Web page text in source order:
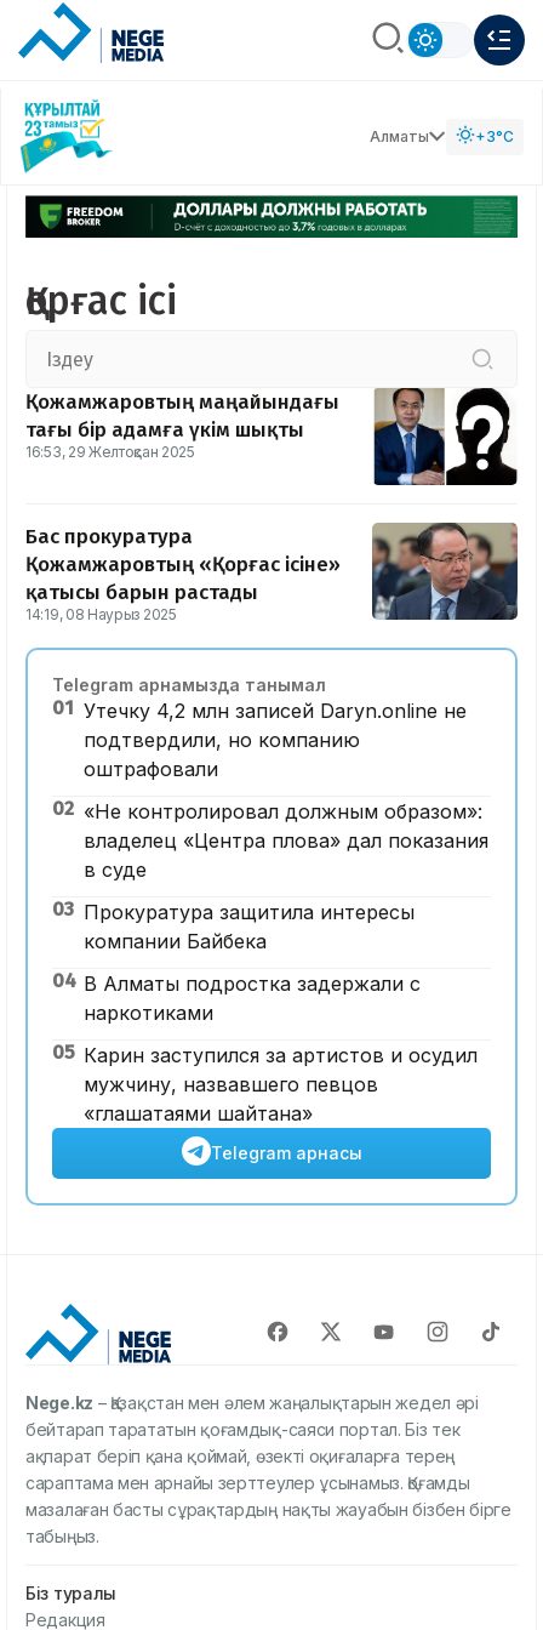
Алматы +3°C
Қорғас ісі
Қожамжаровтың маңайындағы
тағы бір адамға үкім шықты
16:53, 29 Желтоқсан 2025
Бас прокуратура
Қожамжаровтың «Қорғас ісіне»
қатысы барын растады
14:19, 08 Наурыз 2025
Telegram арнамызда танымал
01 Утечку 4,2 млн записей Daryn.online не
подтвердили, но компанию
оштрафовали
02 «Не контролировал должным образом»:
владелец «Центра плова» дал показания
в суде
03 Прокуратура защитила интересы
компании Байбека
04 В Алматы подростка задержали с
наркотиками
05 Карин заступился за артистов и осудил
мужчину, назвавшего певцов
«глашатаями шайтана»
Telegram арнасы
Nege.kz – Қазақстан мен әлем жаңалықтарын жедел әрі
бейтарап тарататын қоғамдық-саяси портал. Біз тек
ақпарат беріп қана қоймай, өзекті оқиғаларға терең
сараптама мен арнайы зерттеулер ұсынамыз. Қоғамды
мазалаған басты сұрақтардың нақты жауабын бізбен бірге
табыңыз.
Біз туралы
Редакция